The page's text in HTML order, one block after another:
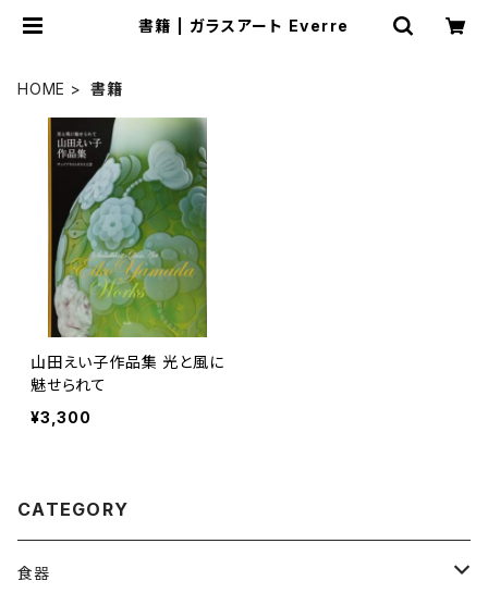
書籍 | ガラスアート Everre
HOME 書籍
山田えい子作品集 光と風に
魅せられて
¥3,300
CATEGORY
食器